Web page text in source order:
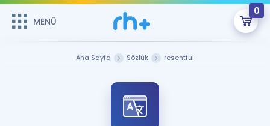
MENÜ
0
Sepetin Şu An Boş.
Remzi Hoca ile seni sınava hazırlayacak onlarca eğitim seni
bekliyor!
MENÜ
Ana Sayfa Sözlük resentful